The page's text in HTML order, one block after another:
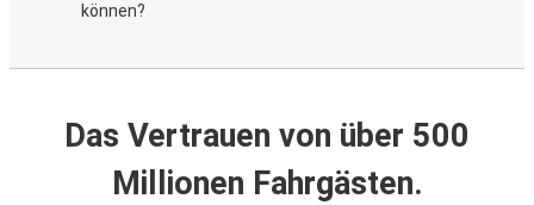
können?
Das Vertrauen von über 500
Millionen Fahrgästen.